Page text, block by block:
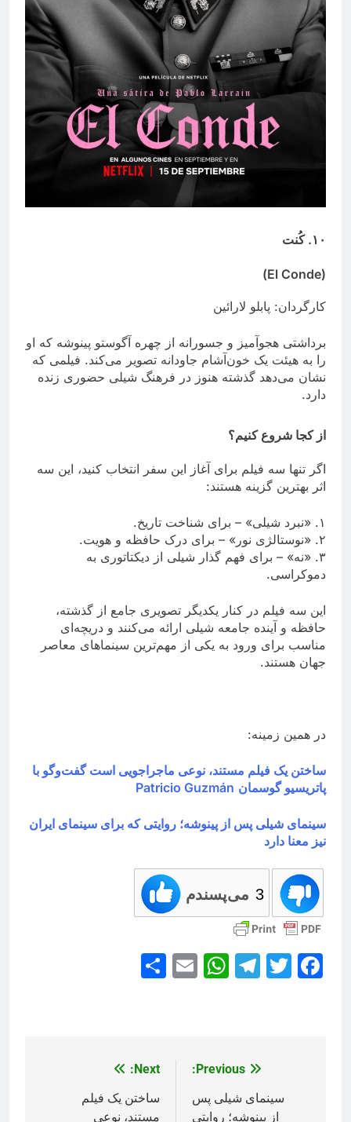
۱۰. کُنت
(El Conde)
کارگردان: پابلو لارائین
برداشتی هجوآمیز و جسورانه از چهره آگوستو پینوشه که او
را به هیئت یک خون‌آشام جاودانه تصویر می‌کند. فیلمی که
نشان می‌دهد گذشته هنوز در فرهنگ شیلی حضوری زنده
دارد.
از کجا شروع کنیم؟
اگر تنها سه فیلم برای آغاز این سفر انتخاب کنید، این سه
اثر بهترین گزینه هستند:
۱. «نبرد شیلی» – برای شناخت تاریخ.
۲. «نوستالژی نور» – برای درک حافظه و هویت.
۳. «نه» – برای فهم گذار شیلی از دیکتاتوری به
دموکراسی.
این سه فیلم در کنار یکدیگر تصویری جامع از گذشته،
حافظه و آینده جامعه شیلی ارائه می‌کنند و دریچه‌ای
مناسب برای ورود به یکی از مهم‌ترین سینماهای معاصر
جهان هستند.
در همين زمينه:
ساختن یک فیلم مستند، نوعی ماجراجویی است گفت‌وگو با
پاتریسیو گوسمان Patricio Guzmán
سینمای شیلی پس از پینوشه؛ روایتی که برای سینمای ایران
نیز معنا دارد
می‌پسندم 3
Facebook
Twitter
Telegram
WhatsApp
Email
راهبری
نوشته
Previous:
سینمای شیلی پس
از پینوشه؛ روایتی
Next:
ساختن یک فیلم
مستند، نوعی